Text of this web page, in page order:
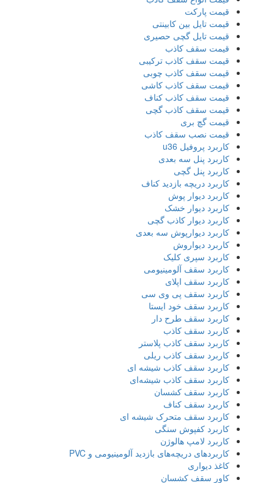
قیمت پارکت
قیمت تایل بین کابینتی
قیمت تایل گچی حصیری
قیمت سقف کاذب
قیمت سقف کاذب ترکیبی
قیمت سقف کاذب چوبی
قیمت سقف کاذب کاشی
قیمت سقف کاذب کناف
قیمت سقف کاذب گچی
قیمت گچ بری
قیمت نصب سقف کاذب
کاربرد پروفیل u36
کاربرد پنل سه بعدی
کاربرد پنل گچی
کاربرد دریچه بازدید کناف
کاربرد دیوار پوش
کاربرد دیوار خشک
کاربرد دیوار کاذب گچی
کاربرد دیوارپوش سه بعدی
کاربرد دیواروش
کاربرد سپری کلیک
کاربرد سقف آلومینیومی
کاربرد سقف اپلای
کاربرد سقف پی وی سی
کاربرد سقف خود ایستا
کاربرد سقف طرح دار
کاربرد سقف کاذب
کاربرد سقف کاذب پلاستر
کاربرد سقف کاذب ریلی
کاربرد سقف کاذب شیشه ای
کاربرد سقف کاذب شیشه‌ای
کاربرد سقف کشسان
کاربرد سقف کناف
کاربرد سقف متحرک شیشه ای
کاربرد کفپوش سنگی
کاربرد لامپ هالوژن
کاربردهای دریچه‌های بازدید آلومینیومی و PVC
کاغذ دیواری
کاور سقف کشسان